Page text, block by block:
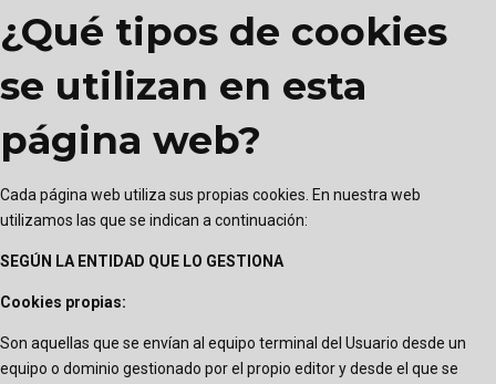
¿Qué tipos de cookies
se utilizan en esta
página web?
Cada página web utiliza sus propias cookies. En nuestra web
utilizamos las que se indican a continuación:
SEGÚN LA ENTIDAD QUE LO GESTIONA
Cookies propias:
Son aquellas que se envían al equipo terminal del Usuario desde un
equipo o dominio gestionado por el propio editor y desde el que se